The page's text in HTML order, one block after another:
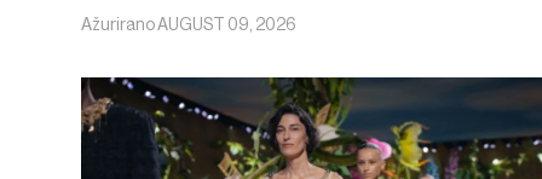
AžuriranoAUGUST 09, 2026